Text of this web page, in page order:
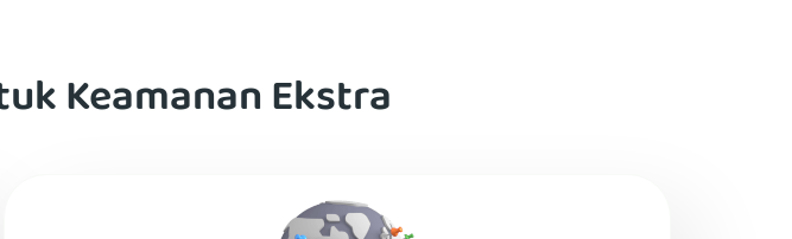
Keamanan Ekstra